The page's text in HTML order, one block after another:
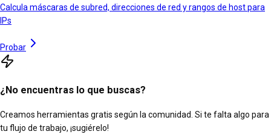
Calcula máscaras de subred, direcciones de red y rangos de host para
IPs
Probar
¿No encuentras lo que buscas?
Creamos herramientas gratis según la comunidad. Si te falta algo para
tu flujo de trabajo, ¡sugiérelo!